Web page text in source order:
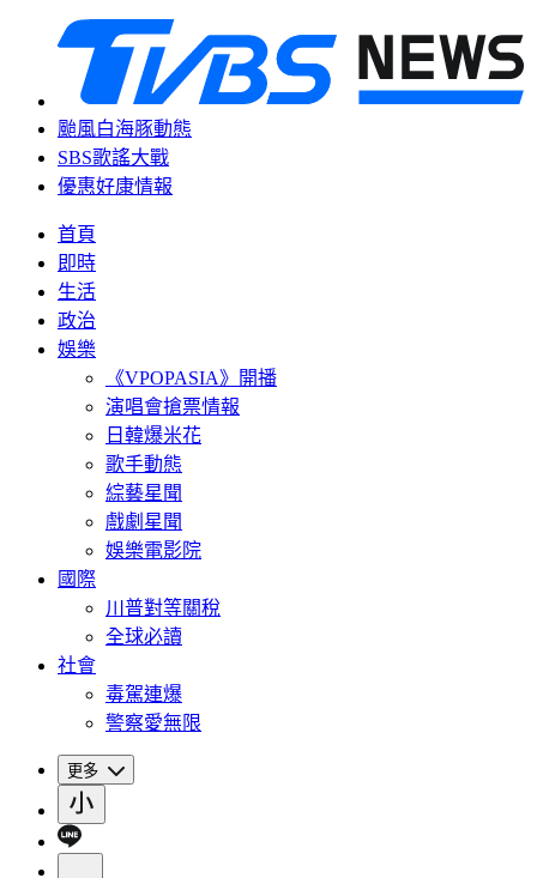
颱風白海豚動態
SBS歌謠大戰
優惠好康情報
首頁
即時
生活
政治
娛樂
《VPOPASIA》開播
演唱會搶票情報
日韓爆米花
歌手動態
綜藝星聞
戲劇星聞
娛樂電影院
國際
川普對等關稅
全球必讀
社會
毒駕連爆
警察愛無限
更多